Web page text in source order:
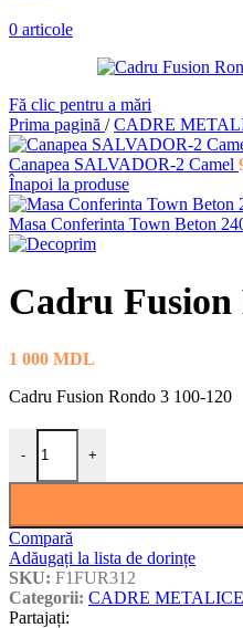
0 articole
Fă clic pentru a mări
Prima pagină / CADRE
Canapea SALVADOR-2 Camel
Înapoi la produse
Masa Conferinta Town Beton
Cadru Fusion
1 000 MDL
Cadru Fusion Rondo 3 100-120
-
Cantitate Cadru Fusion Rondo 3
+
Compară
Adăugați la lista de dorințe
SKU: F1FUR312
Categorii: CADRE METALICE
Partajați: